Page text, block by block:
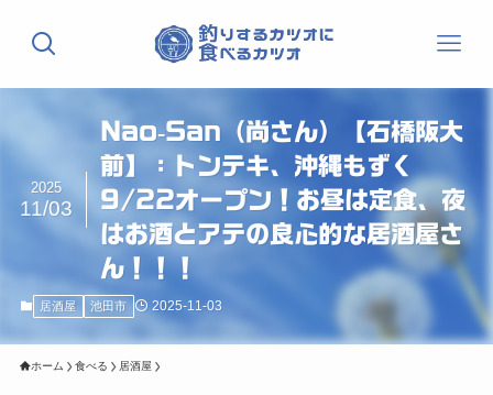
Nao-San（尚さん）【石橋阪大
前】：トンテキ、沖縄もずく
9/22オープン！お昼は定食、夜
はお酒とアテの良心的な居酒屋さ
ん！！！
2025
11/03
居酒屋 池田市 2025-11-03
ホーム 食べる 居酒屋